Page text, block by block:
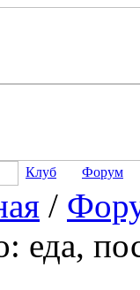
Клуб Форум
/
еда,